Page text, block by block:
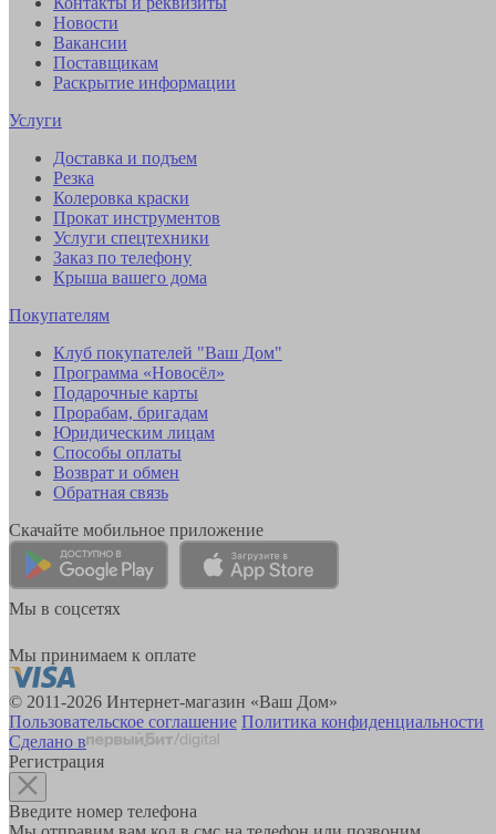
Новости
Вакансии
Поставщикам
Раскрытие информации
Услуги
Доставка и подъем
Резка
Колеровка краски
Прокат инструментов
Услуги спецтехники
Заказ по телефону
Крыша вашего дома
Покупателям
Клуб покупателей "Ваш Дом"
Программа «Новосёл»
Подарочные карты
Прорабам, бригадам
Юридическим лицам
Способы оплаты
Возврат и обмен
Обратная связь
Скачайте мобильное приложение
Мы в соцсетях
Мы принимаем к оплате
© 2011-2026 Интернет-магазин «Ваш Дом»
Пользовательское соглашение Политика конфиденциальности
Сделано в
Регистрация
Введите номер телефона